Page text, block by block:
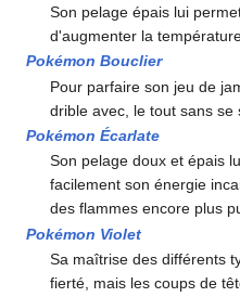
Son pelage épais lui
d'augmenter la
Pokémon Bouclier
Pour parfaire son jeu de
drible avec, le tout sans se
Pokémon Écarlate
Son pelage doux et épais
facilement son énergie
des flammes encore plus
Pokémon Violet
Sa maîtrise des différents
fierté, mais les coups de